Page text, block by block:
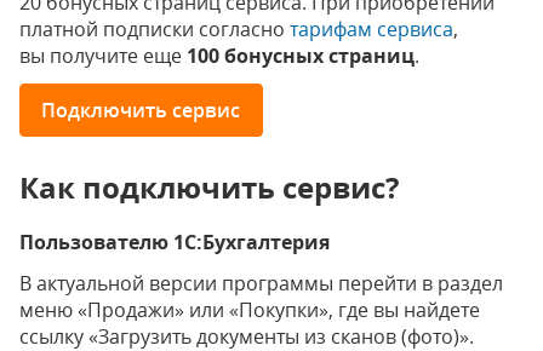
платной подписки согласно тарифам сервиса,
вы получите еще 100 бонусных страниц.
Подключить сервис
Как подключить сервис?
Пользователю 1С:Бухгалтерия
В актуальной версии программы перейти в раздел
меню «Продажи» или «Покупки», где вы найдете
ссылку «Загрузить документы из сканов (фото)».